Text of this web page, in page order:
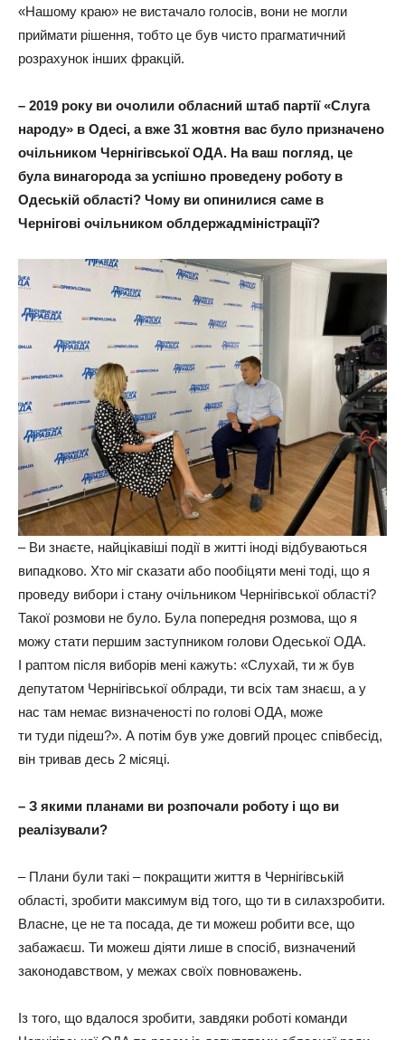
«Нашому краю» не вистачало голосів, вони не могли
приймати рішення, тобто це був чисто прагматичний
розрахунок інших фракцій.
– 2019 року ви очолили обласний штаб партії «Слуга
народу» в Одесі, а вже 31 жовтня вас було призначено
очільником Чернігівської ОДА. На ваш погляд, це
була винагорода за успішно проведену роботу в
Одеській області? Чому ви опинилися саме в
Чернігові очільником облдержадміністрації?
– Ви знаєте, найцікавіші події в житті іноді відбуваються
випадково. Хто міг сказати або пообіцяти мені тоді, що я
проведу вибори і стану очільником Чернігівської області?
Такої розмови не було. Була попередня розмова, що я
можу стати першим заступником голови Одеської ОДА.
І раптом після виборів мені кажуть: «Слухай, ти ж був
депутатом Чернігівської облради, ти всіх там знаєш, а у
нас там немає визначеності по голові ОДА, може
ти туди підеш?». А потім був уже довгий процес співбесід,
він тривав десь 2 місяці.
– З якими планами ви розпочали роботу і що ви
реалізували?
– Плани були такі – покращити життя в Чернігівській
області, зробити максимум від того, що ти в силахзробити.
Власне, це не та посада, де ти можеш робити все, що
забажаєш. Ти можеш діяти лише в спосіб, визначений
законодавством, у межах своїх повноважень.
Із того, що вдалося зробити, завдяки роботі команди